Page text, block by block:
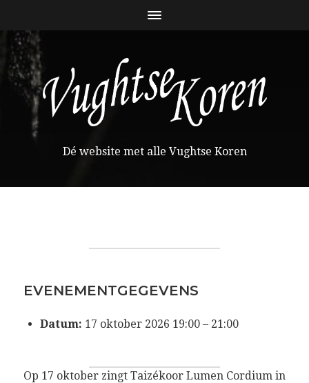
Dé website met alle Vughtse Koren
EVENEMENTGEGEVENS
Datum: 17 oktober 2026 19:00– 21:00
Op 17 oktober zingt Taizékoor Lumen Cordium in